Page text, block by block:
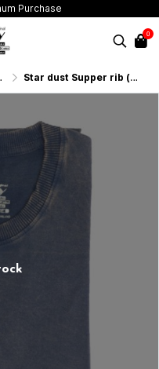
Purchase
0
Star dust Supper rib (สีเทาอากาศเข้มฟอกเอซิด) ผ้าฟอกคอกลมผลิตจากผ้าฝ้าย 100% ให้ความรู้สึกนุ่มฟู เบาสบาย เป็นมิตรต่อผิวกาย ระบายอากาศดีไม่เหนียวติดตัว(copy)